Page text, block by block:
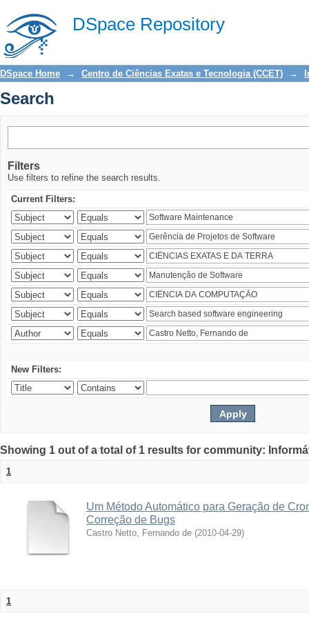
DSpace Repository
Search
DSpace Home → Centro de Ciências Exatas e Tecnologia (CCET) →
Search
Filters
Use filters to refine the search results.
Current Filters:
New Filters:
Showing 1 out of a total of 1 results for community:
1
Um Método Automático para Geração de
Correção de Bugs
Castro Netto, Fernando de (2010-04-29)
1